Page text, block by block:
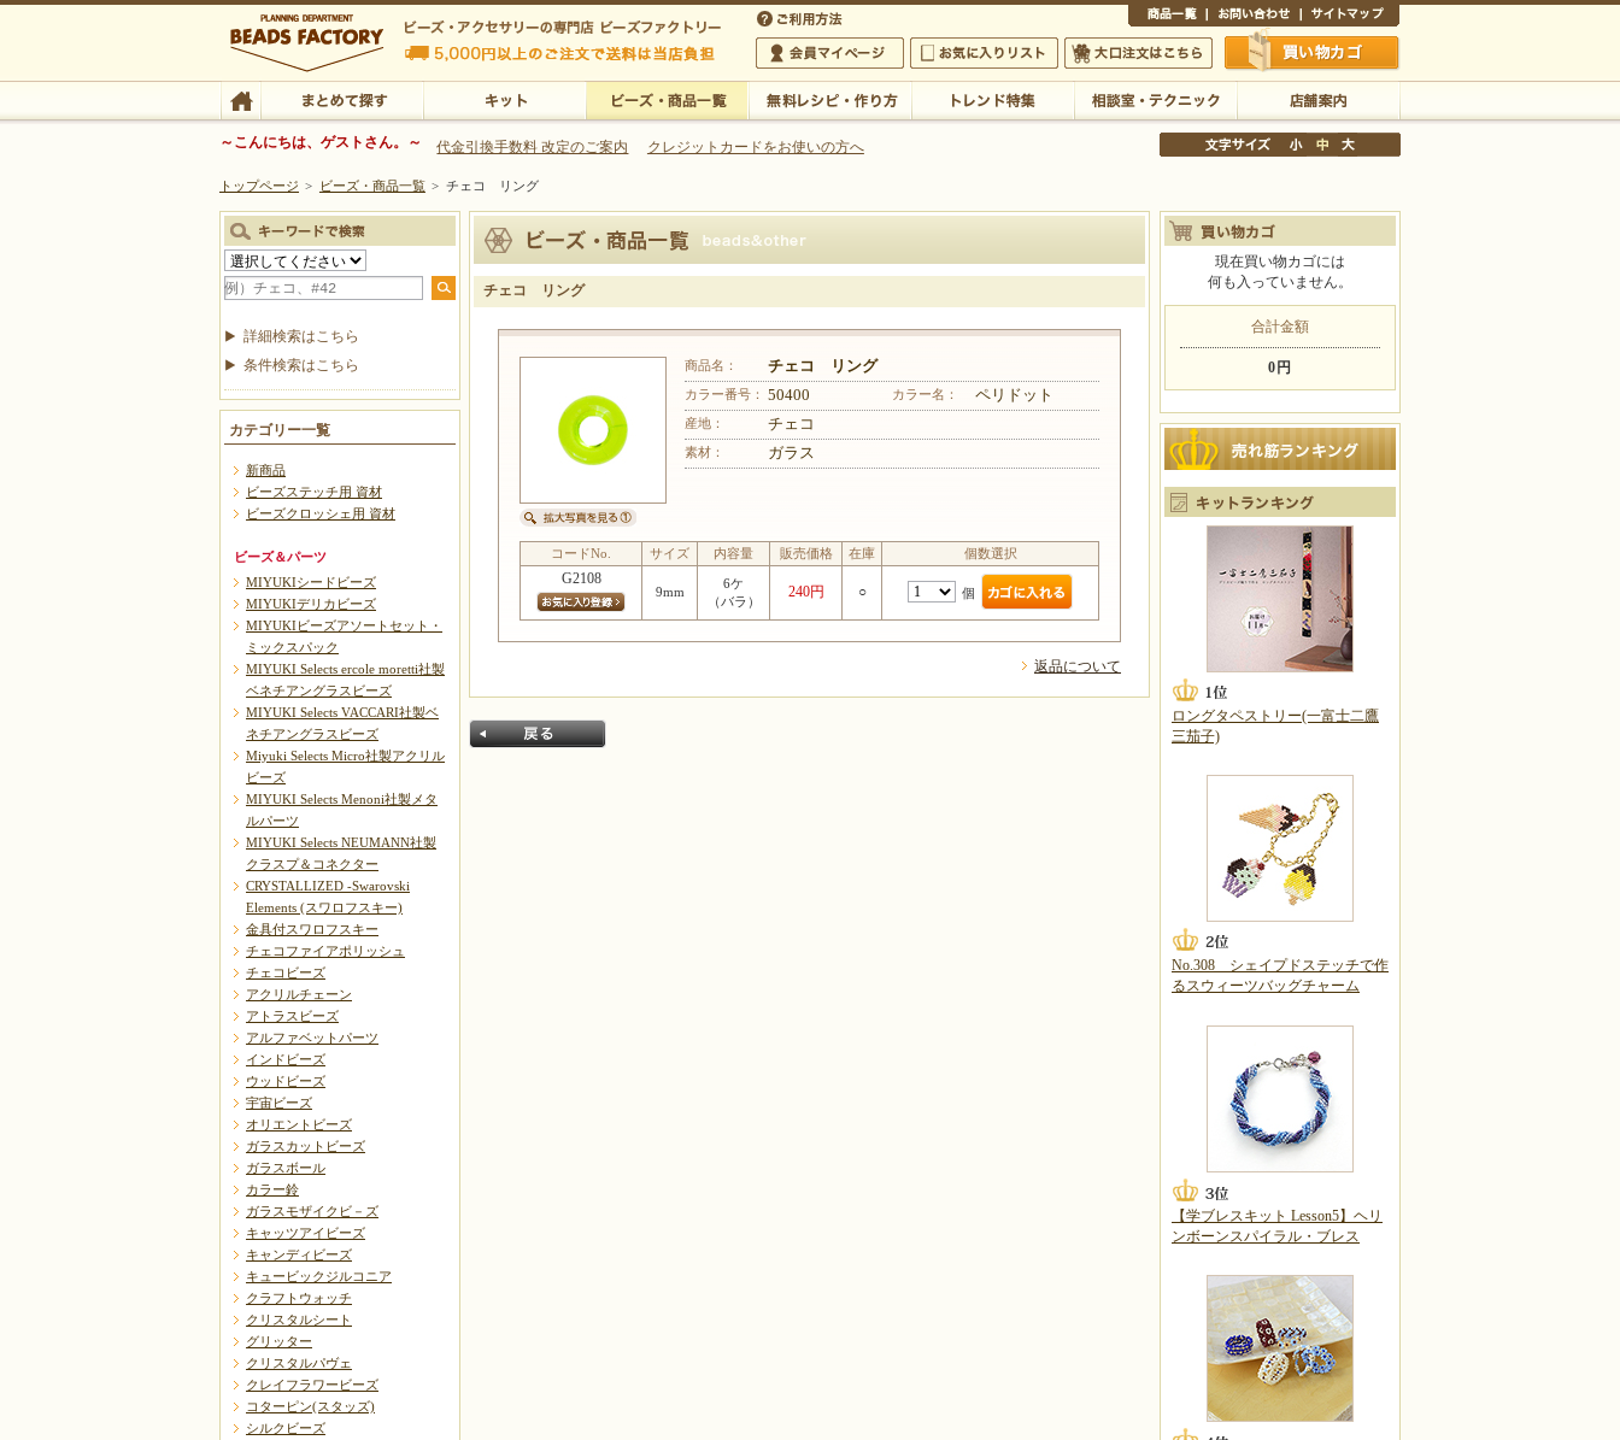
ビーズファクトリー ビーズ・パーツ・金具など・アクセサリーの専門店
ビーズ・アクセサリーの専門店 ビーズファクトリー 5,000円以上のご注文で送料は当店が負担いたします
ビーズ・アクセサリーの専門店 ビーズファクトリー 5,000円以上のご注文で送料は当店が負担いたします
会員マイページ
お気に入りリスト 大口注文はこちら 買い物かご
TOP まとめて探す 店舗案内
～こんにちは、ゲストさん。～ 代金引換手数料 改定のご案内 クレジットカードをお使いの方へ
トップページ > ビーズ・商品一覧 > チェコ リング
チェコ リング
商品名： チェコ リング
カラー番号： 50400 カラー名： ペリドット
産地： チェコ
素材： ガラス
コードNo. サイズ 内容量 販売価格 在庫 個数選択
G2108
9mm
6ケ
（バラ）
240円 ○ 個
返品について
詳細検索はこちら
条件検索はこちら
カテゴリー一覧
新商品
ビーズステッチ用 資材
ビーズクロッシェ用 資材
ビーズ＆パーツ
MIYUKIシードビーズ
MIYUKIデリカビーズ
MIYUKIビーズアソートセット・
ミックスパック
MIYUKI Selects ercole moretti社製
ベネチアングラスビーズ
MIYUKI Selects VACCARI社製ベ
ネチアングラスビーズ
Miyuki Selects Micro社製アクリル
ビーズ
MIYUKI Selects Menoni社製メタ
ルパーツ
MIYUKI Selects NEUMANN社製
クラスプ＆コネクター
CRYSTALLIZED -Swarovski
Elements (スワロフスキー)
金具付スワロフスキー
チェコファイアポリッシュ
チェコビーズ
アクリルチェーン
アトラスビーズ
アルファベットパーツ
インドビーズ
ウッドビーズ
宇宙ビーズ
オリエントビーズ
ガラスカットビーズ
ガラスボール
カラー鈴
ガラスモザイクビ－ズ
キャッツアイビーズ
キャンディビーズ
キュービックジルコニア
クラフトウォッチ
クリスタルシート
グリッター
クリスタルパヴェ
クレイフラワービーズ
コターピン(スタッズ)
シルクビーズ
現在買い物カゴには
何も入っていません。
合計金額
0円
ロングタペストリー(一富士二鷹
三茄子)
No.308 シェイプドステッチで作
るスウィーツバッグチャーム
【学ブレスキット Lesson5】ヘリ
ンボーンスパイラル・ブレス